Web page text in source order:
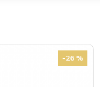
-26 %